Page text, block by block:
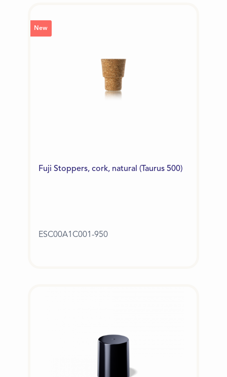
New
Fuji Stoppers, cork, natural (Taurus 500)
ESC00A1C001-950